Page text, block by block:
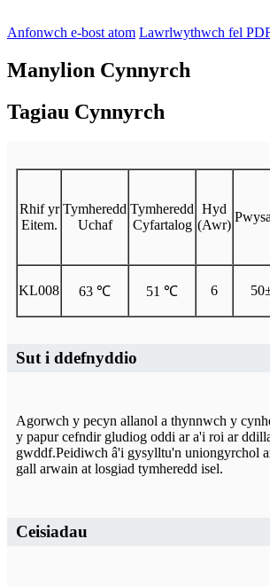
Anfonwch e-bost atom Lawrlwythwch fel
Manylion Cynnyrch
Tagiau Cynnyrch
Rhif yr
Eitem.
Tymheredd
Uchaf
Tymheredd
Cyfartalog
Hyd
(Awr)
KL008 63 ℃ 51 ℃ 6
Sut i ddefnyddio
Agorwch y pecyn allanol a thynnwch y
y papur cefndir gludiog oddi ar a'i roi ar
gwddf.Peidiwch â'i gysylltu'n uniongyrchol
gall arwain at losgiad tymheredd isel.
Ceisiadau